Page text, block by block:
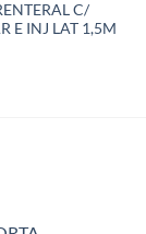
C/
E INJ LAT 1,5M